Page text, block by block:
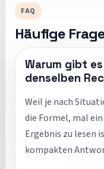
FAQ
Häufige
Warum gibt
denselben
Weil je nach
die Formel, mal
Ergebnis zu lesen
kompakten